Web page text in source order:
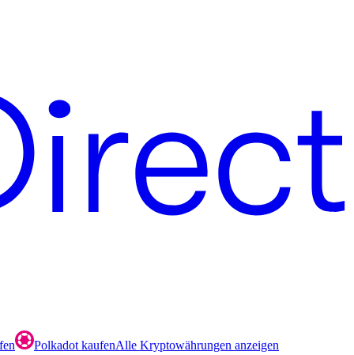
Polkadot kaufenAlle Kryptowährungen anzeigen